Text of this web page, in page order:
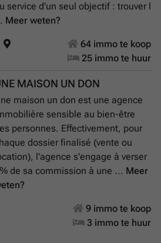
service d’un seul objectif : trouver l
Meer weten?
64 immo te koop
25 immo te huur
MAISON UN DON
maison un don est une agence
sensible au bien-être
personnes. Effectivement, pour
dossier finalisé (vente ou
l'agence s'engage à verser
de sa commission à une ... Meer
9 immo te koop
3 immo te huur